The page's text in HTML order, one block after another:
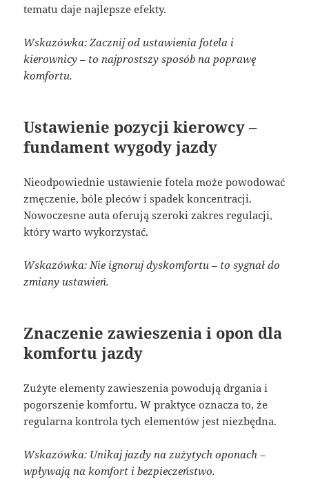
tematu daje najlepsze efekty.
Wskazówka: Zacznij od ustawienia fotela i
kierownicy – to najprostszy sposób na poprawę
komfortu.
Ustawienie pozycji kierowcy –
fundament wygody jazdy
Nieodpowiednie ustawienie fotela może powodować
zmęczenie, bóle pleców i spadek koncentracji.
Nowoczesne auta oferują szeroki zakres regulacji,
który warto wykorzystać.
Wskazówka: Nie ignoruj dyskomfortu – to sygnał do
zmiany ustawień.
Znaczenie zawieszenia i opon dla
komfortu jazdy
Zużyte elementy zawieszenia powodują drgania i
pogorszenie komfortu. W praktyce oznacza to, że
regularna kontrola tych elementów jest niezbędna.
Wskazówka: Unikaj jazdy na zużytych oponach –
wpływają na komfort i bezpieczeństwo.